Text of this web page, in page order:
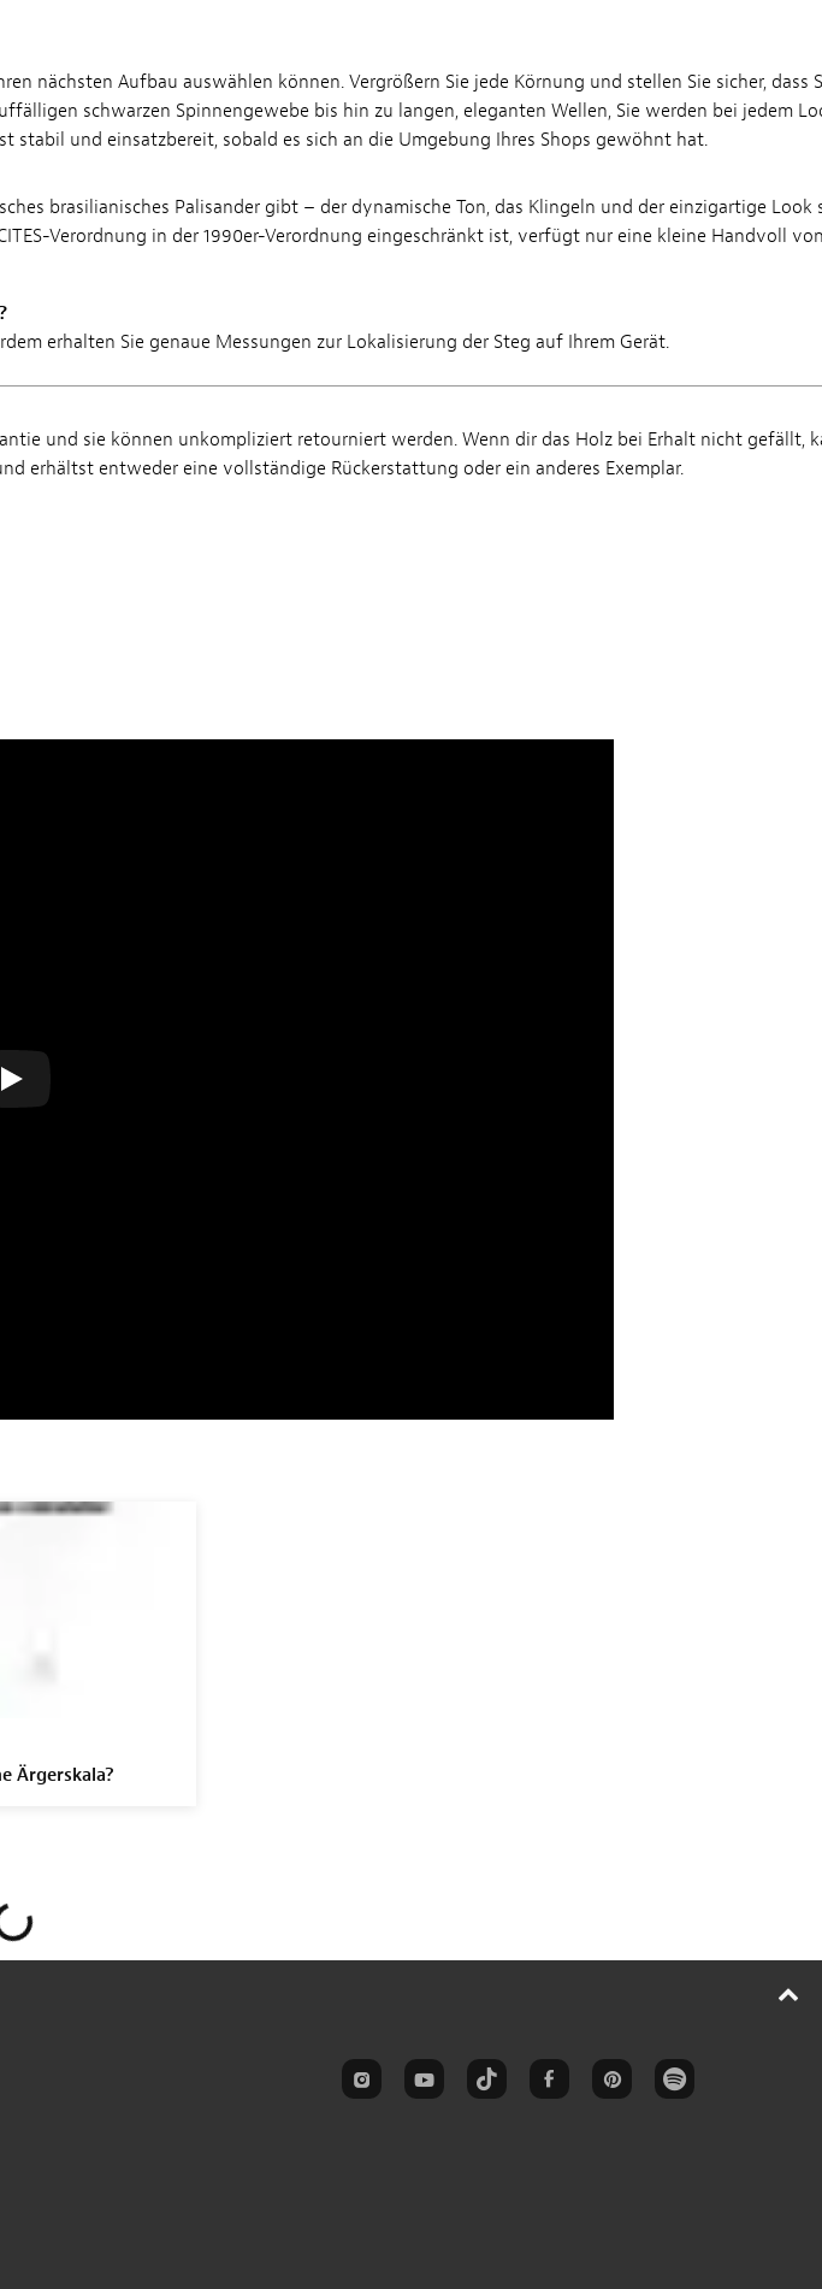
nächsten Aufbau auswählen können. Vergrößern Sie jede Körnung und stellen Sie sicher, dass
schwarzen Spinnengewebe bis hin zu langen, eleganten Wellen, Sie werden bei jedem
stabil und einsatzbereit, sobald es sich an die Umgebung Ihres Shops gewöhnt hat.
brasilianisches Palisander gibt – der dynamische Ton, das Klingeln und der einzigartige Look
Verordnung in der 1990er-Verordnung eingeschränkt ist, verfügt nur eine kleine Handvoll von
erhalten Sie genaue Messungen zur Lokalisierung der Steg auf Ihrem Gerät.
und sie können unkompliziert retourniert werden. Wenn dir das Holz bei Erhalt nicht gefällt,
erhältst entweder eine vollständige Rückerstattung oder ein anderes Exemplar.
Ärgerskala?